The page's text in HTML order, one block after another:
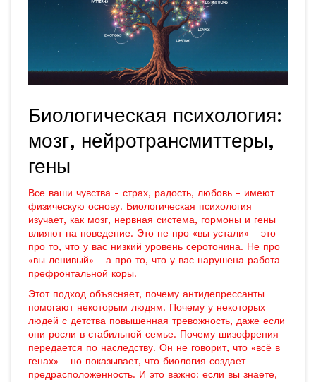
Биологическая психология:
мозг, нейротрансмиттеры,
гены
Все ваши чувства - страх, радость, любовь - имеют
физическую основу. Биологическая психология
изучает, как мозг, нервная система, гормоны и гены
влияют на поведение. Это не про «вы устали» - это
про то, что у вас низкий уровень серотонина. Не про
«вы ленивый» - а про то, что у вас нарушена работа
префронтальной коры.
Этот подход объясняет, почему антидепрессанты
помогают некоторым людям. Почему у некоторых
людей с детства повышенная тревожность, даже если
они росли в стабильной семье. Почему шизофрения
передается по наследству. Он не говорит, что «всё в
генах» - но показывает, что биология создает
предрасположенность. И это важно: если вы знаете,